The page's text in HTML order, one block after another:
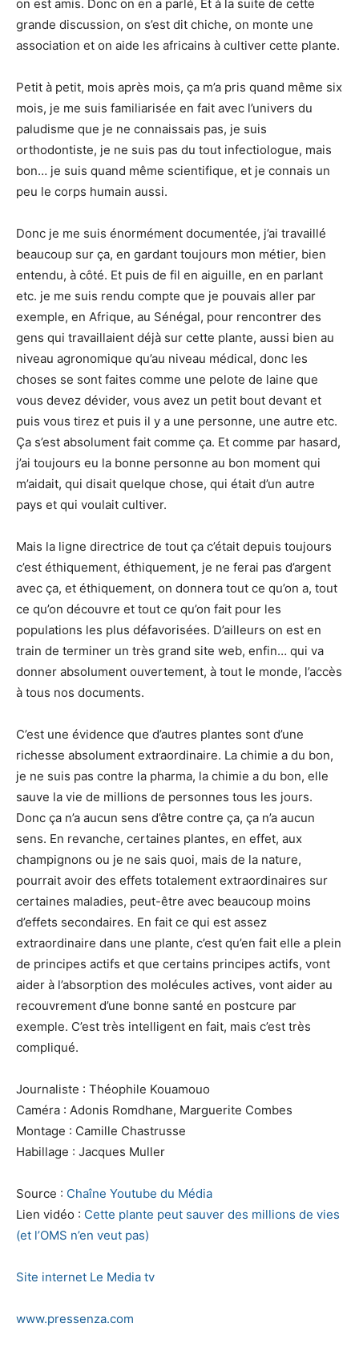
on est amis. Donc on en a parlé, Et à la suite de cette
grande discussion, on s’est dit chiche, on monte une
association et on aide les africains à cultiver cette plante.
Petit à petit, mois après mois, ça m’a pris quand même six
mois, je me suis familiarisée en fait avec l’univers du
paludisme que je ne connaissais pas, je suis
orthodontiste, je ne suis pas du tout infectiologue, mais
bon… je suis quand même scientifique, et je connais un
peu le corps humain aussi.
Donc je me suis énormément documentée, j’ai travaillé
beaucoup sur ça, en gardant toujours mon métier, bien
entendu, à côté. Et puis de fil en aiguille, en en parlant
etc. je me suis rendu compte que je pouvais aller par
exemple, en Afrique, au Sénégal, pour rencontrer des
gens qui travaillaient déjà sur cette plante, aussi bien au
niveau agronomique qu’au niveau médical, donc les
choses se sont faites comme une pelote de laine que
vous devez dévider, vous avez un petit bout devant et
puis vous tirez et puis il y a une personne, une autre etc.
Ça s’est absolument fait comme ça. Et comme par hasard,
j’ai toujours eu la bonne personne au bon moment qui
m’aidait, qui disait quelque chose, qui était d’un autre
pays et qui voulait cultiver.
Mais la ligne directrice de tout ça c’était depuis toujours
c’est éthiquement, éthiquement, je ne ferai pas d’argent
avec ça, et éthiquement, on donnera tout ce qu’on a, tout
ce qu’on découvre et tout ce qu’on fait pour les
populations les plus défavorisées. D’ailleurs on est en
train de terminer un très grand site web, enfin… qui va
donner absolument ouvertement, à tout le monde, l’accès
à tous nos documents.
C’est une évidence que d’autres plantes sont d’une
richesse absolument extraordinaire. La chimie a du bon,
je ne suis pas contre la pharma, la chimie a du bon, elle
sauve la vie de millions de personnes tous les jours.
Donc ça n’a aucun sens d’être contre ça, ça n’a aucun
sens. En revanche, certaines plantes, en effet, aux
champignons ou je ne sais quoi, mais de la nature,
pourrait avoir des effets totalement extraordinaires sur
certaines maladies, peut-être avec beaucoup moins
d’effets secondaires. En fait ce qui est assez
extraordinaire dans une plante, c’est qu’en fait elle a plein
de principes actifs et que certains principes actifs, vont
aider à l’absorption des molécules actives, vont aider au
recouvrement d’une bonne santé en postcure par
exemple. C’est très intelligent en fait, mais c’est très
compliqué.
Journaliste : Théophile Kouamouo
Caméra : Adonis Romdhane, Marguerite Combes
Montage : Camille Chastrusse
Habillage : Jacques Muller
Source : Chaîne Youtube du Média
Lien vidéo : Cette plante peut sauver des millions de vies
(et l’OMS n’en veut pas)
Site internet Le Media tv
www.pressenza.com